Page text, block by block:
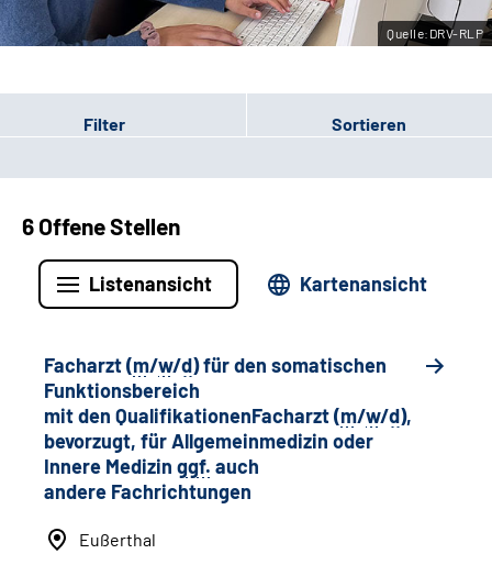
Gebärdensprache
Quelle:DRV-RLP
Filter Sortieren
6 Offene Stellen
Listenansicht Kartenansicht
Facharzt (m/w/d) für den somatischen
Funktionsbereich
mit den QualifikationenFacharzt (m/w/d),
bevorzugt, für Allgemeinmedizin oder
Innere Medizin ggf. auch
andere Fachrichtungen
Eußerthal